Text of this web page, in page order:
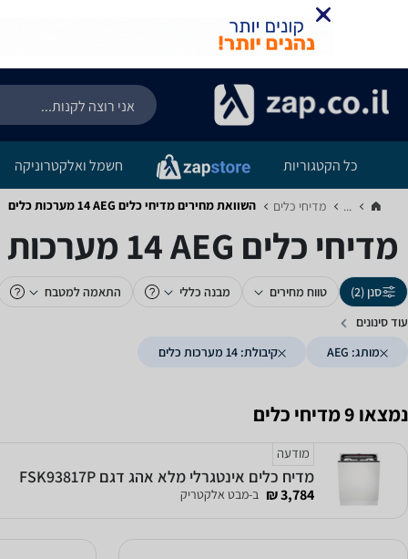
כל הקטגוריות חשמל ואלקטרוניקה
... מדיחי כלים‏ השוואת מחירים מדיחי כלים ‏AEG ‏14 ‏מערכות כלים
מדיחי כלים ‏AEG ‏14 ‏מערכות כלים
סנן (2) טווח מחירים מבנה כללי התאמה למטבח
עוד סינונים
מותג: AEG
קיבולת: 14 מערכות כלים
נמצאו 9 מדיחי כלים
מודעה
מדיח כלים אינטגרלי מלא אהג דגם FSK93817P
3,784 ₪ ב-מבט אלקטריק